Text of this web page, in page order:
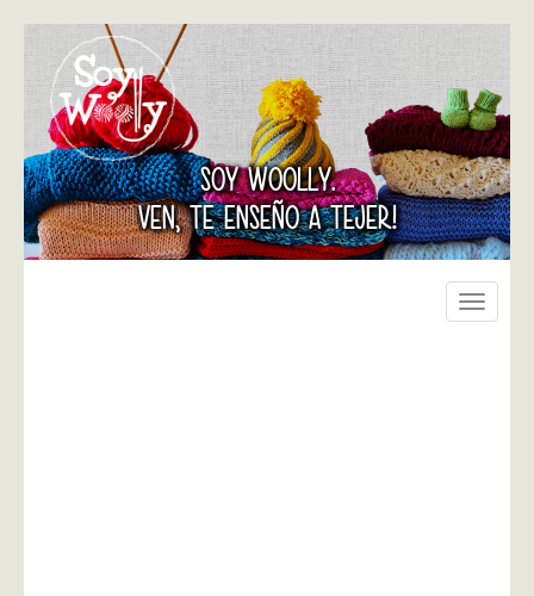
SOY WOOLLY.
VEN, TE ENSEÑO A TEJER!
Toggle